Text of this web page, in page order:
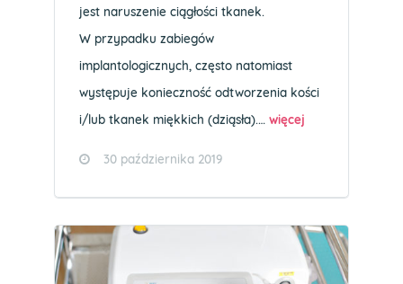
jest naruszenie ciągłości tkanek.
W przypadku zabiegów
implantologicznych, często natomiast
występuje konieczność odtworzenia kości
i/lub tkanek miękkich (dziąsła).… więcej
30 października 2019